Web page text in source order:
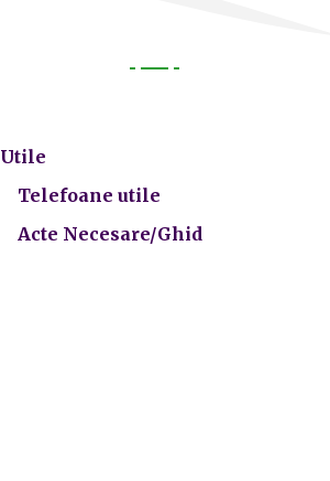
Utile
Telefoane utile
Acte Necesare/Ghid